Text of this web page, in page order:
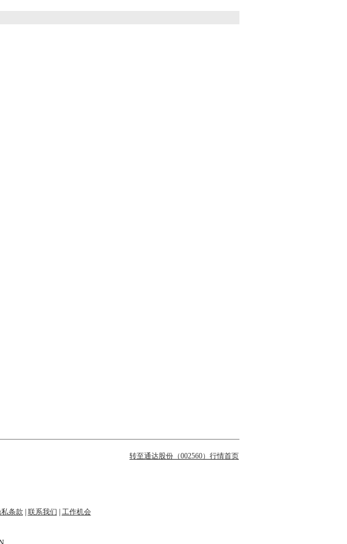
转至通达股份（002560）行情首页
私条款 联系我们 工作机会